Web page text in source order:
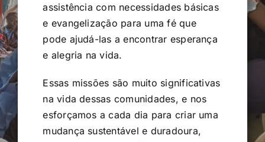
assistência com necessidades básicas
e evangelização para uma fé que
pode ajudá-las a encontrar esperança
e alegria na vida.
Essas missões são muito significativas
na vida dessas comunidades, e nos
esforçamos a cada dia para criar uma
mudança sustentável e duradoura,